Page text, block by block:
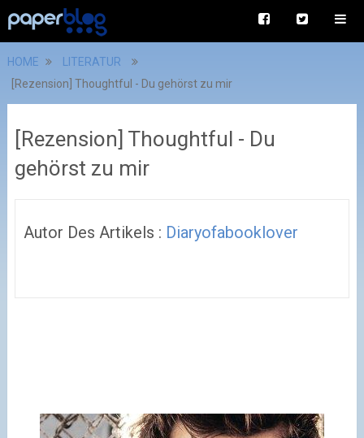
HOME
LITERATUR
[Rezension] Thoughtful - Du gehörst zu mir
[Rezension] Thoughtful - Du
gehörst zu mir
Autor Des Artikels : Diaryofabooklover